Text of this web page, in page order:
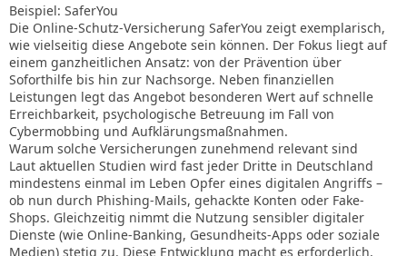
Beispiel: SaferYou
Die Online-Schutz-Versicherung SaferYou zeigt exemplarisch,
wie vielseitig diese Angebote sein können. Der Fokus liegt auf
einem ganzheitlichen Ansatz: von der Prävention über
Soforthilfe bis hin zur Nachsorge. Neben finanziellen
Leistungen legt das Angebot besonderen Wert auf schnelle
Erreichbarkeit, psychologische Betreuung im Fall von
Cybermobbing und Aufklärungsmaßnahmen.
Warum solche Versicherungen zunehmend relevant sind
Laut aktuellen Studien wird fast jeder Dritte in Deutschland
mindestens einmal im Leben Opfer eines digitalen Angriffs –
ob nun durch Phishing-Mails, gehackte Konten oder Fake-
Shops. Gleichzeitig nimmt die Nutzung sensibler digitaler
Dienste (wie Online-Banking, Gesundheits-Apps oder soziale
Medien) stetig zu. Diese Entwicklung macht es erforderlich,